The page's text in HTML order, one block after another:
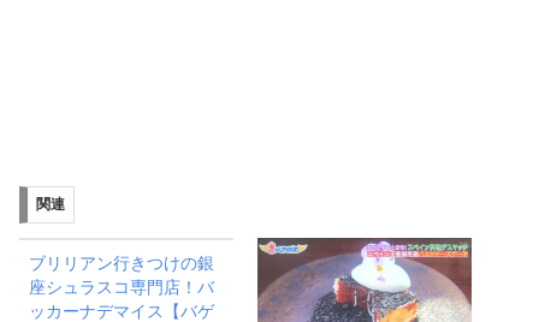
関連
ブリリアン行きつけの銀
座シュラスコ専門店！バ
ッカーナデマイス【バゲ